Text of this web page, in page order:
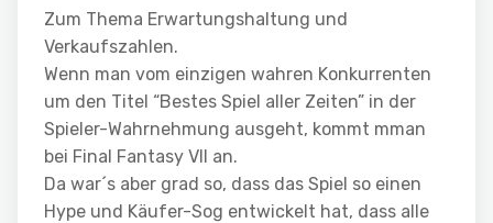
Zum Thema Erwartungshaltung und
Verkaufszahlen.
Wenn man vom einzigen wahren Konkurrenten
um den Titel “Bestes Spiel aller Zeiten” in der
Spieler-Wahrnehmung ausgeht, kommt mman
bei Final Fantasy VII an.
Da war´s aber grad so, dass das Spiel so einen
Hype und Käufer-Sog entwickelt hat, dass alle